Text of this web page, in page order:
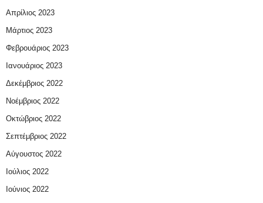
Απρίλιος 2023
Μάρτιος 2023
Φεβρουάριος 2023
Ιανουάριος 2023
Δεκέμβριος 2022
Νοέμβριος 2022
Οκτώβριος 2022
Σεπτέμβριος 2022
Αύγουστος 2022
Ιούλιος 2022
Ιούνιος 2022